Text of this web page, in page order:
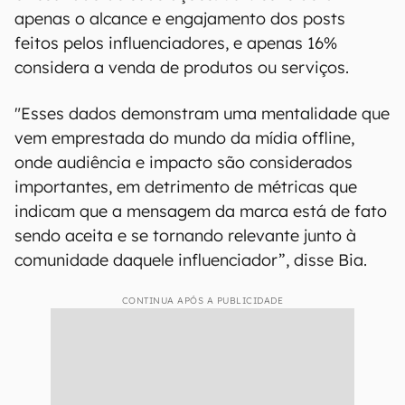
apenas o alcance e engajamento dos posts
feitos pelos influenciadores, e apenas 16%
considera a venda de produtos ou serviços.
"Esses dados demonstram uma mentalidade que
vem emprestada do mundo da mídia offline,
onde audiência e impacto são considerados
importantes, em detrimento de métricas que
indicam que a mensagem da marca está de fato
sendo aceita e se tornando relevante junto à
comunidade daquele influenciador”, disse Bia.
CONTINUA APÓS A PUBLICIDADE